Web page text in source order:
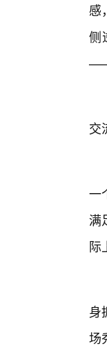
感
侧
交
一
满
际
身
场